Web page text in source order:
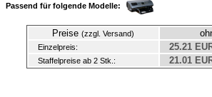
Passend für folgende Modelle:
Preise (zzgl. Versand)
Einzelpreis: 25.21
Staffelpreise ab 2 Stk.: 21.01